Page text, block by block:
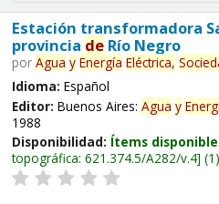
Estación transformadora
provincia deRío Negro
por Agua y Energía Eléctrica,
Idioma: Español
Editor: Buenos Aires: Agua y
1988
Disponibilidad: Ítems
topográfica: 621.374.5/A282/v.4